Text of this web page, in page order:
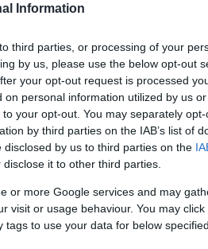
Information
third parties, or processing of your
by us, please use the below opt-out
your opt-out request is processed
personal information utilized by us
your opt-out. You may separately
by third parties on the IAB’s list of
by us to third parties on the
it to other third parties.
or more Google services and may
visit or usage behaviour. You may
to use your data for below
+-
annyira szabadulni
hogy a fantáziája
és hosszút
a cicik máris
erőmű, átlagos
főnökök nagy része -
18:19
A
16:21
12:56
a